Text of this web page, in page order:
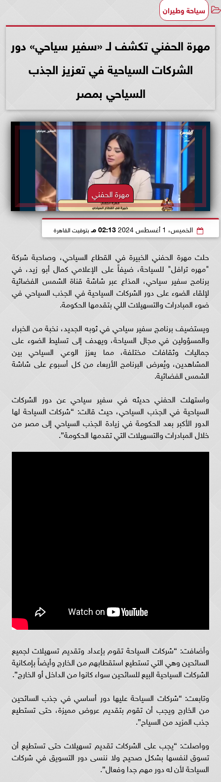
سياحة وطيران
مهرة الحفني تكشف لـ «سفير سياحي» دور
الشركات السياحية في تعزيز الجذب
السياحي بمصر
مهرة الحفني
الخميس، 1 أغسطس 2024 02:13 مـ بتوقيت القاهرة
حلت مهرة الحفني الخبيرة في القطاع السياحي، وصاحبة شركة
"مهره ترافل" للسياحة، ضيفاً على الإعلامي كمال أبو زيد، في
برنامج سفير سياحي، المذاع عبر شاشة قناة الشمس الفضائية
لإلقاء الضوء على دور الشركات السياحية في الجذب السياحي في
ضوء المبادرات والتسهيلات اللي بتقدمها الحكومة.
ويستضيف برنامج سفير سياحي في ثوبه الجديد، نخبة من الخبراء
والمسؤولين في مجال السياحة، ويهدف إلى تسليط الضوء على
جماليات وثقافات مختلفة، مما يعزز الوعي السياحي بين
المشاهدين، ويُعرض البرنامج الأربعاء من كل أسبوع على شاشة
الشمس الفضائية.
واستهلت الحفني حديثه في سفير سياحي عن دور الشركات
السياحية في الجذب السياحي، حيث قالت: “شركات السياحة لها
الدور الأكبر بعد الحكومة في زيادة الجذب السياحي إلى مصر من
خلال المبادرات والتسهيلات التي تقدمها الحكومة”.
وأضافت: “شركات السياحة تقوم بإعداد وتقديم تسهيلات لجميع
السائحين وهي التي تستطيع استقطابهم من الخارج وأيضاً بإمكانية
الشركات السياحية البيع للسائحين سواء كانوا من الداخل أو الخارج”.
وتابعت: “شركات السياحة عليها دور أساسي في جذب السائحين
من الخارج ويجب أن تقوم بتقديم عروض مميزة، حتى تستطيع
جذب المزيد من السياح”.
وواصلت: “يجب على الشركات تقديم تسهيلات حتى تستطيع أن
تسوق لنفسها بشكل صحيح ولا ننسى دور التسويق في شركات
السياحة لأن له دور مهم جدا وفعال”.